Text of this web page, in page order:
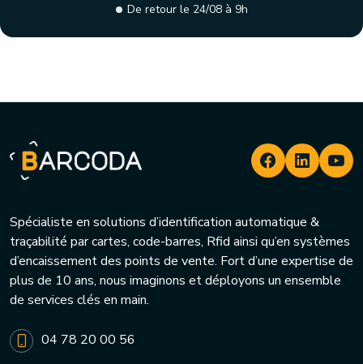
De retour le 24/08 à 9h
Spécialiste en solutions d’identification automatique &
traçabilité par cartes, code-barres, Rfid ainsi qu’en systèmes
d’encaissement des points de vente. Fort d’une expertise de
plus de 10 ans, nous imaginons et déployons un ensemble
de services clés en main.
04 78 20 00 56